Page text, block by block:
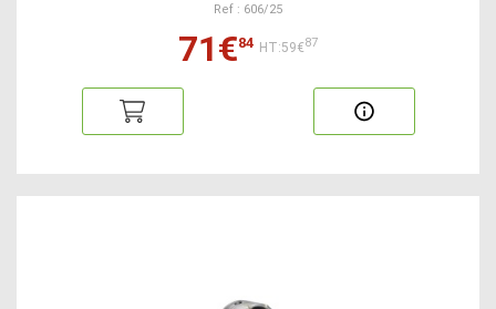
Ref : 606/25
71€84 HT:59€87